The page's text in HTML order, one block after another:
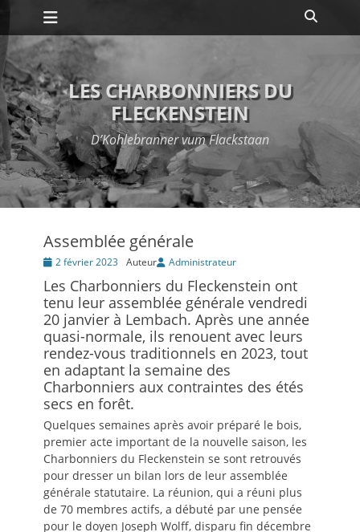
Passer
au
contenu
Premier menu
LES CHARBONNIERS DU
FLECKENSTEIN
D’Kohlebranner vum Flackstaan
Assemblée générale
Posté2 février 2023 Auteur Administrateur
Les Charbonniers du Fleckenstein ont
tenu leur assemblée générale vendredi
20 janvier à Lembach. Après une année
quasi-normale, ils renouent avec leurs
rendez-vous traditionnels en 2023, tout
en adaptant la semaine des
Charbonniers aux contraintes des étés
secs en forêt.
Quelques semaines après avoir préparé le bois,
premier acte important de la nouvelle saison, les
Charbonniers du Fleckenstein se sont retrouvés
pour dresser un bilan lors de leur assemblée
générale statutaire. La réunion, qui a réuni plus
de 70 membres actifs, a débuté par une pensée
pour le doyen Joseph Wolff, disparu fin décembre